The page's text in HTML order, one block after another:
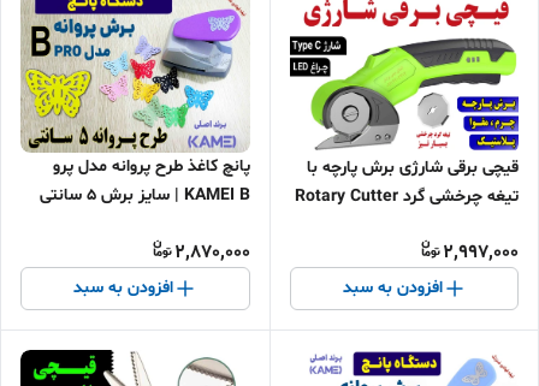
قیچی برقی شارژی برش پارچه با
تیغه چرخشی گرد Rotary Cutter
2,997,000
افزودن به سبد
پانچ کاغذ طرح پروانه مدل پرو
KAMEI B | سایز برش ۵ سانتی
جزییات
2,870,000
افزودن به سبد